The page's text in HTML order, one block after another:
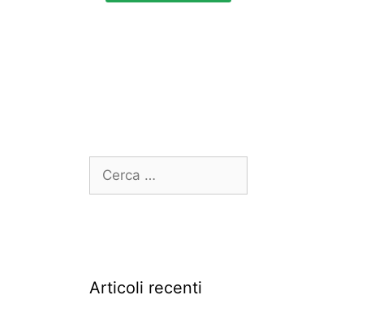
Articoli recenti